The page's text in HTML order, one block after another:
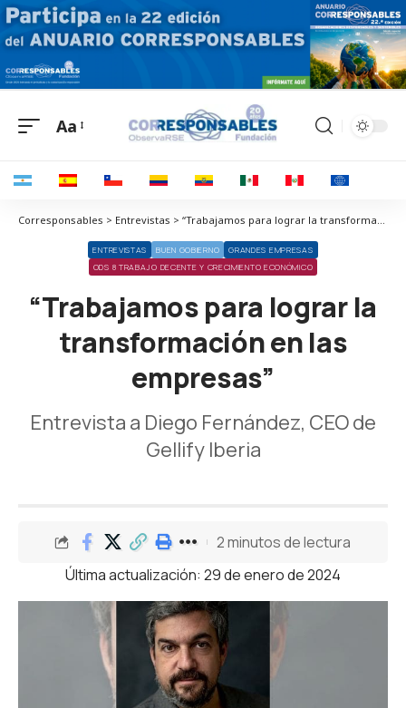
Aa
Corresponsables > Entrevistas > “Trabajamos para lograr la transformación en las empresas”
ENTREVISTAS BUEN GOBIERNO
GRANDES EMPRESAS
ODS 8 TRABAJO DECENTE Y CRECIMIENTO ECONÓMICO
“Trabajamos para lograr la
transformación en las
empresas”
Entrevista a Diego Fernández, CEO de
Gellify Iberia
Última actualización: 29 de enero de 2024
2 minutos de lectura